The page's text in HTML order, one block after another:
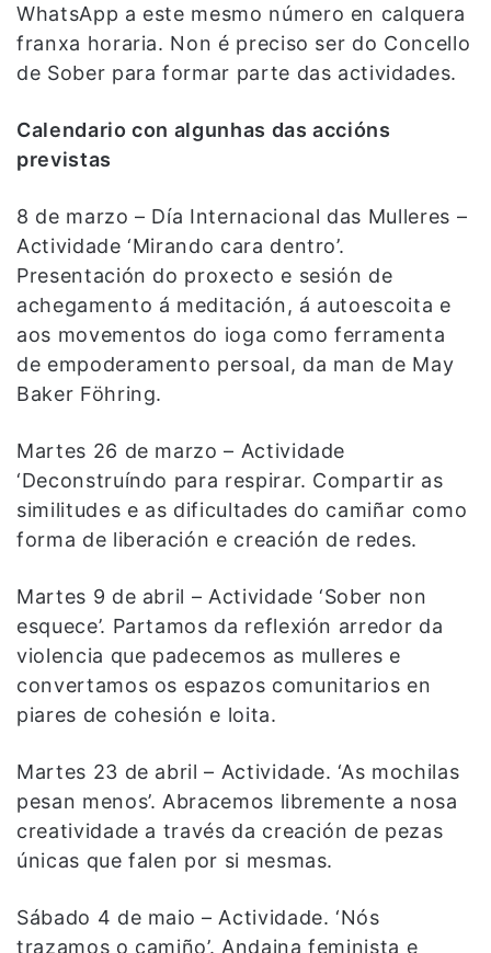
WhatsApp a este mesmo número en calquera
franxa horaria. Non é preciso ser do Concello
de Sober para formar parte das actividades.
Calendario con algunhas das accións
previstas
8 de marzo – Día Internacional das Mulleres –
Actividade ‘Mirando cara dentro’.
Presentación do proxecto e sesión de
achegamento á meditación, á autoescoita e
aos movementos do ioga como ferramenta
de empoderamento persoal, da man de May
Baker Föhring.
Martes 26 de marzo – Actividade
‘Deconstruíndo para respirar. Compartir as
similitudes e as dificultades do camiñar como
forma de liberación e creación de redes.
Martes 9 de abril – Actividade ‘Sober non
esquece’. Partamos da reflexión arredor da
violencia que padecemos as mulleres e
convertamos os espazos comunitarios en
piares de cohesión e loita.
Martes 23 de abril – Actividade. ‘As mochilas
pesan menos’. Abracemos libremente a nosa
creatividade a través da creación de pezas
únicas que falen por si mesmas.
Sábado 4 de maio – Actividade. ‘Nós
trazamos o camiño’. Andaina feminista e